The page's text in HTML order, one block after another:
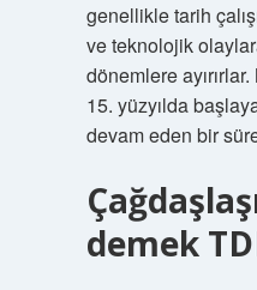
genellikle tarih
ve teknolojik
dönemlere
15. yüzyılda
devam eden bir
demek